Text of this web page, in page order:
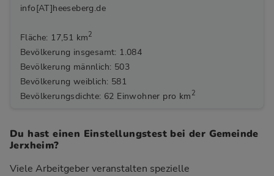
info[AT]heeseberg.de
Fläche: 17,51 km2
Bevölkerung insgesamt: 1.084
Bevölkerung männlich: 503
Bevölkerung weiblich: 581
Bevölkerungsdichte: 62 Einwohner pro km 2
Du hast einen Einstellungstest bei der Gemeinde
Jerxheim?
Viele Arbeitgeber veranstalten spezielle